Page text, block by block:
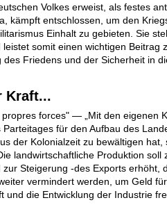
Volkes erweist, als festes
kämpft entschlossen, um den
Einhalt zu gebieten. Sie
somit einen wichtigen Beitrag
des Friedens und der Sicherheit in
Kraft...
propres forces" — „Mit den eigenen
für den Aufbau des
der Kolonialzeit zu bewältigen hat,
landwirtschaftliche Produktion soll
zur Steigerung -des Exports erhöht,
vermindert werden, um Geld
und die Entwicklung der Industrie